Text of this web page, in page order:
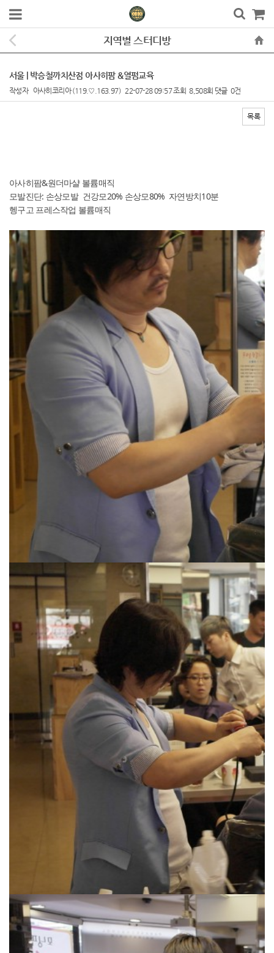
지역별 스터디방
서울 | 박승철까치산점 아사히팜 &열펌교육
작성자 아사히코리아(119.♡.163.97) 22-07-28 09:57조회 8,508회 댓글 0건
목록
아사히팜&원더마샬 볼륨매직
모발진단: 손상모발 건강모20% 손상모80% 자연방치10분
헹구고 프레스작업 볼륨매직